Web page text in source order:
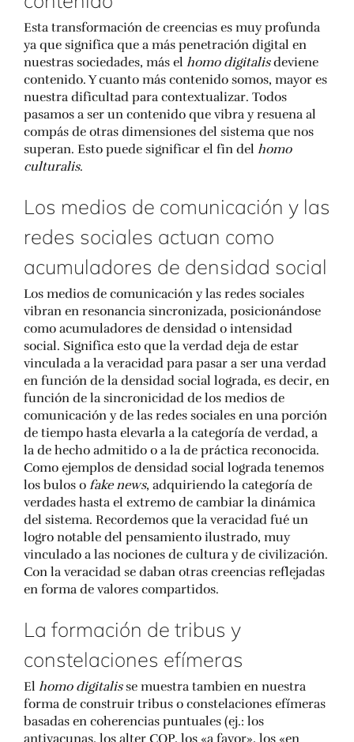
Esta transformación de creencias es muy profunda
ya que significa que a más penetración digital en
nuestras sociedades, más el homo digitalisdeviene
contenido. Y cuanto más contenido somos, mayor es
nuestra dificultad para contextualizar. Todos
pasamos a ser un contenido que vibra y resuena al
compás de otras dimensiones del sistema que nos
superan. Esto puede significar el fin del homo
culturalis.
Los medios de comunicación y las
redes sociales actuan como
acumuladores de densidad social
Los medios de comunicación y las redes sociales
vibran en resonancia sincronizada, posicionándose
como acumuladores de densidad o intensidad
social. Significa esto que la verdad deja de estar
vinculada a la veracidad para pasar a ser una verdad
en función de la densidad social lograda, es decir, en
función de la sincronicidad de los medios de
comunicación y de las redes sociales en una porción
de tiempo hasta elevarla a la categoría de verdad, a
la de hecho admitido o a la de práctica reconocida.
Como ejemplos de densidad social lograda tenemos
los bulos o fake news, adquiriendo la categoría de
verdades hasta el extremo de cambiar la dinámica
del sistema. Recordemos que la veracidad fué un
logro notable del pensamiento ilustrado, muy
vinculado a las nociones de cultura y de civilización.
Con la veracidad se daban otras creencias reflejadas
en forma de valores compartidos.
La formación de tribus y
constelaciones efímeras
El homo digitalisse muestra tambien en nuestra
forma de construir tribus o constelaciones efímeras
basadas en coherencias puntuales (ej.: los